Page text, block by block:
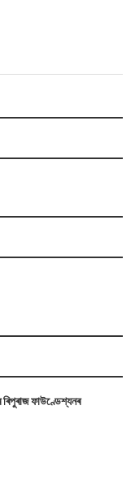
ৰিপুৰাজ ফাউণ্ডেশ্যনৰ